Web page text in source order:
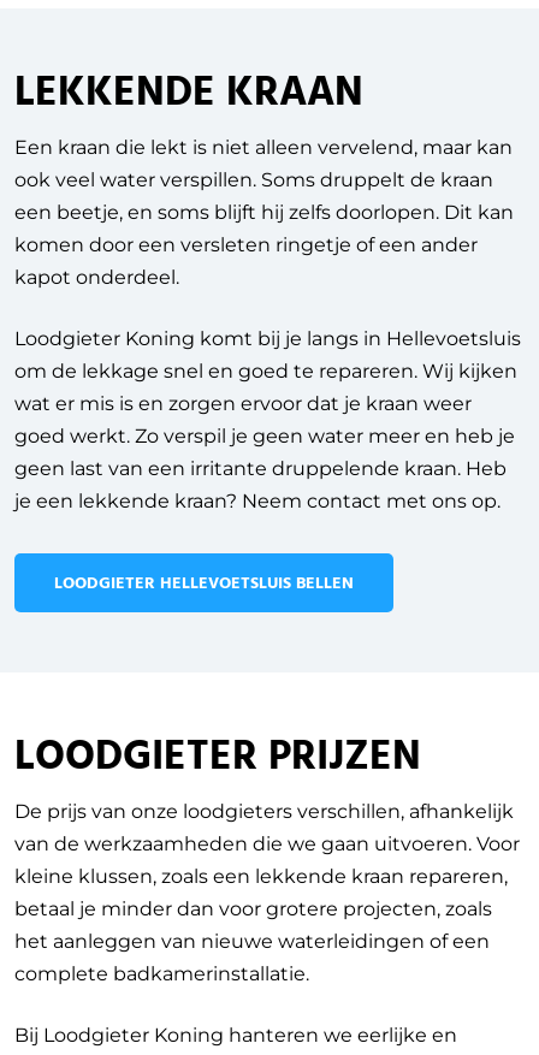
LEKKENDE KRAAN
Een kraan die lekt is niet alleen vervelend, maar kan
ook veel water verspillen. Soms druppelt de kraan
een beetje, en soms blijft hij zelfs doorlopen. Dit kan
komen door een versleten ringetje of een ander
kapot onderdeel.
Loodgieter Koning komt bij je langs in Hellevoetsluis
om de lekkage snel en goed te repareren. Wij kijken
wat er mis is en zorgen ervoor dat je kraan weer
goed werkt. Zo verspil je geen water meer en heb je
geen last van een irritante druppelende kraan. Heb
je een lekkende kraan? Neem contact met ons op.
LOODGIETER HELLEVOETSLUIS BELLEN
LOODGIETER PRIJZEN
De prijs van onze loodgieters verschillen, afhankelijk
van de werkzaamheden die we gaan uitvoeren. Voor
kleine klussen, zoals een lekkende kraan repareren,
betaal je minder dan voor grotere projecten, zoals
het aanleggen van nieuwe waterleidingen of een
complete badkamerinstallatie.
Bij Loodgieter Koning hanteren we eerlijke en